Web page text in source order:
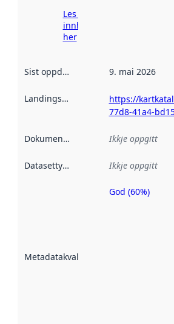
Les meir om
innhenting
her
Sist oppdatert 9. mai 2026
Landingsside
https://
77d8-41a4-
Dokumentasjon Ikkje oppgitt
Datasettype Ikkje oppgitt
Metadatakvalitet
Metadatakvalitet
God (60%)